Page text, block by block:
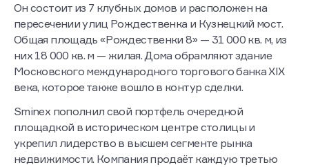
Он состоит из 7 клубных домов и расположен на
пересечении улиц Рождественка и Кузнецкий мост.
Общая площадь «Рождественки 8» — 31 000 кв. м, из
них 18 000 кв. м — жилая. Дома обрамляют здание
Московского международного торгового банка XIX
века, которое также вошло в контур сделки.
Sminex пополнил свой портфель очередной
площадкой в историческом центре столицы и
укрепил лидерство в высшем сегменте рынка
недвижимости. Компания продаёт каждую третью